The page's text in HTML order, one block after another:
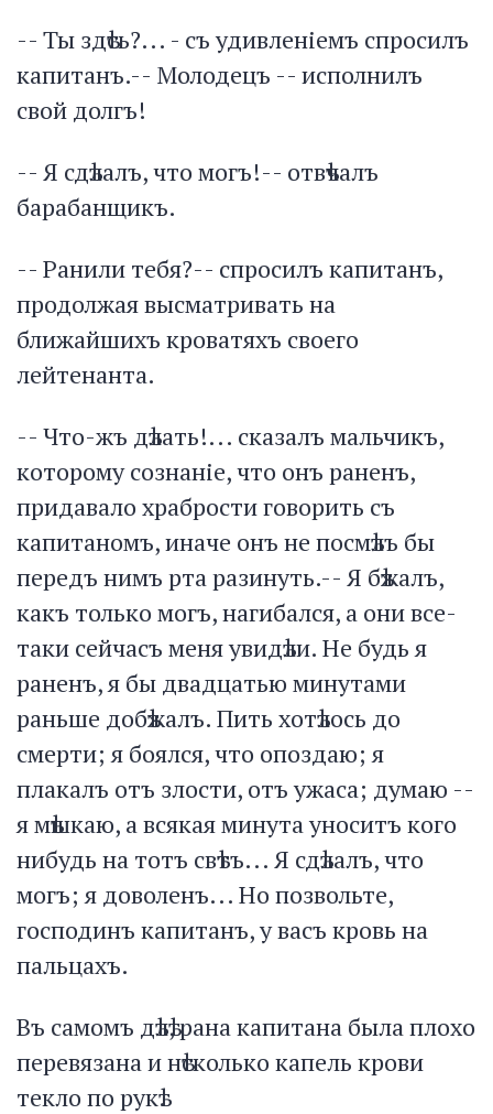
-- Ты здѣсь?... - съ удивленіемъ спросилъ
капитанъ.-- Молодецъ -- исполнилъ
свой долгъ!
-- Я сдѣлалъ, что могъ!-- отвѣчалъ
барабанщикъ.
-- Ранили тебя?-- спросилъ капитанъ,
продолжая высматривать на
ближайшихъ кроватяхъ своего
лейтенанта.
-- Что-жъ дѣлать!... сказалъ мальчикъ,
которому сознаніе, что онъ раненъ,
придавало храбрости говорить съ
капитаномъ, иначе онъ не посмѣлъ бы
передъ нимъ рта разинуть.-- Я бѣжалъ,
какъ только могъ, нагибался, а они все-
таки сейчасъ меня увидѣли. Не будь я
раненъ, я бы двадцатью минутами
раньше добѣжалъ. Пить хотѣлось до
смерти; я боялся, что опоздаю; я
плакалъ отъ злости, отъ ужаса; думаю --
я мѣшкаю, а всякая минута уноситъ кого
нибудь на тотъ свѣтъ... Я сдѣлалъ, что
могъ; я доволенъ... Но позвольте,
господинъ капитанъ, у васъ кровь на
пальцахъ.
Въ самомъ дѣлѣ, рана капитана была плохо
перевязана и нѣсколько капель крови
текло по рукѣ.